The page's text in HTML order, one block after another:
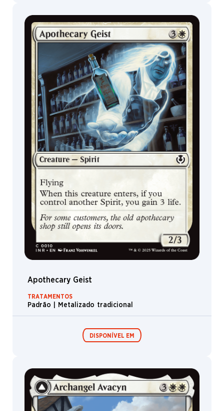
Boosters de
Jogo
Colecionador
Apothecary Geist
TRATAMENTOS
Padrão | Metalizado tradicional
DISPONÍVEL EM
Boosters de
Jogo
Colecionador